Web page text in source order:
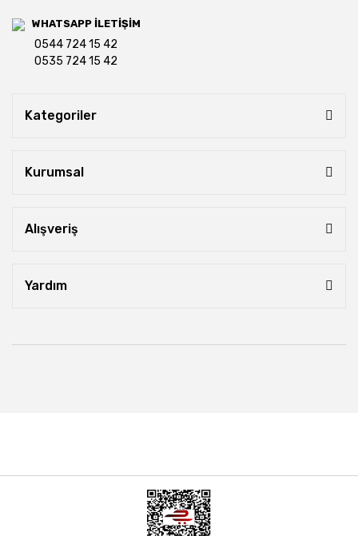
WHATSAPP İLETİŞİM
0544 724 15 42
0535 724 15 42
Kategoriler
Kurumsal
Alışveriş
Yardım